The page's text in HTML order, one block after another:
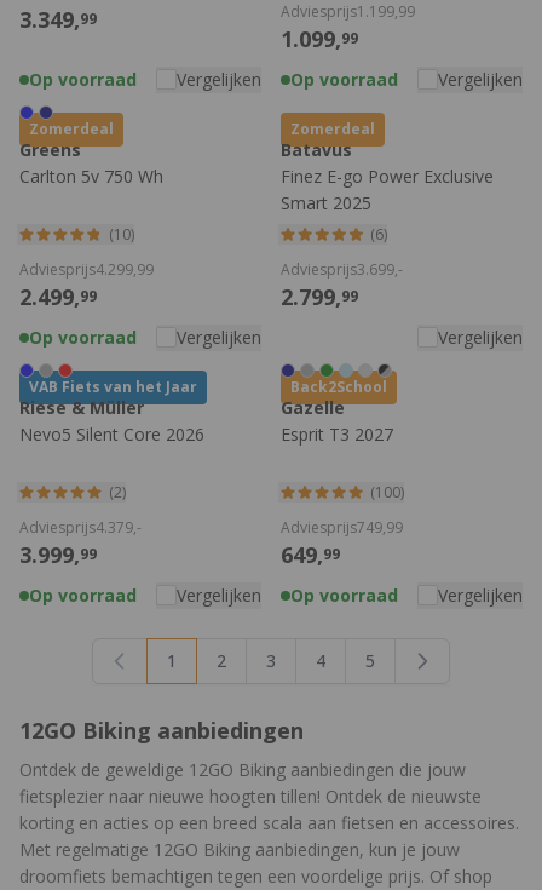
3.349,99
Op voorraad Vergelijken
1.099,99
Adviesprijs1.199,99
Op voorraad Vergelijken
Zomerdeal
Greens
Carlton 5v 750 Wh
(10)
2.499,99
Adviesprijs4.299,99
Op voorraad Vergelijken
Zomerdeal
Batavus
Finez E-go Power Exclusive
Smart 2025
(6)
2.799,99
Adviesprijs3.699,-
Vergelijken
VAB Fiets van het Jaar
Riese & Müller
Nevo5 Silent Core 2026
(2)
3.999,99
Adviesprijs4.379,-
Op voorraad Vergelijken
Back2School
Gazelle
Esprit T3 2027
(100)
649,99
Adviesprijs749,99
Op voorraad Vergelijken
U lees momenteel pagina
1 Pagina
2 Pagina
3 Pagina
4 Pagina
5
12GO Biking aanbiedingen
Ontdek de geweldige 12GO Biking aanbiedingen die jouw
fietsplezier naar nieuwe hoogten tillen! Ontdek de nieuwste
korting en acties op een breed scala aan fietsen en accessoires.
Met regelmatige 12GO Biking aanbiedingen, kun je jouw
droomfiets bemachtigen tegen een voordelige prijs. Of shop